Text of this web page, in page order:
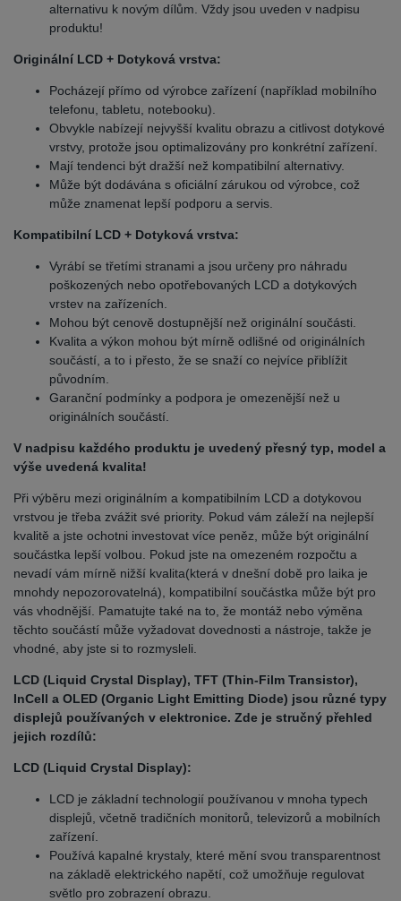
alternativu k novým dílům. Vždy jsou uveden v nadpisu
produktu!
Originální LCD + Dotyková vrstva:
Pocházejí přímo od výrobce zařízení (například mobilního
telefonu, tabletu, notebooku).
Obvykle nabízejí nejvyšší kvalitu obrazu a citlivost dotykové
vrstvy, protože jsou optimalizovány pro konkrétní zařízení.
Mají tendenci být dražší než kompatibilní alternativy.
Může být dodávána s oficiální zárukou od výrobce, což
může znamenat lepší podporu a servis.
Kompatibilní LCD + Dotyková vrstva:
Vyrábí se třetími stranami a jsou určeny pro náhradu
poškozených nebo opotřebovaných LCD a dotykových
vrstev na zařízeních.
Mohou být cenově dostupnější než originální součásti.
Kvalita a výkon mohou být mírně odlišné od originálních
součástí, a to i přesto, že se snaží co nejvíce přiblížit
původním.
Garanční podmínky a podpora je omezenější než u
originálních součástí.
V nadpisu každého produktu je uvedený přesný typ, model a
výše uvedená kvalita!
Při výběru mezi originálním a kompatibilním LCD a dotykovou
vrstvou je třeba zvážit své priority. Pokud vám záleží na nejlepší
kvalitě a jste ochotni investovat více peněz, může být originální
součástka lepší volbou. Pokud jste na omezeném rozpočtu a
nevadí vám mírně nižší kvalita(která v dnešní době pro laika je
mnohdy nepozorovatelná), kompatibilní součástka může být pro
vás vhodnější. Pamatujte také na to, že montáž nebo výměna
těchto součástí může vyžadovat dovednosti a nástroje, takže je
vhodné, aby jste si to rozmysleli.
LCD (Liquid Crystal Display), TFT (Thin-Film Transistor),
InCell a OLED (Organic Light Emitting Diode) jsou různé typy
displejů používaných v elektronice. Zde je stručný přehled
jejich rozdílů:
LCD (Liquid Crystal Display):
LCD je základní technologií používanou v mnoha typech
displejů, včetně tradičních monitorů, televizorů a mobilních
zařízení.
Používá kapalné krystaly, které mění svou transparentnost
na základě elektrického napětí, což umožňuje regulovat
světlo pro zobrazení obrazu.